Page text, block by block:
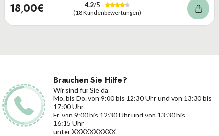
18,00€ 4.2/5
(18 Kundenbewertungen)
Brauchen Sie Hilfe?
Wir sind für Sie da:
Mo. bis Do. von 9:00 bis 12:30 Uhr und von 13:30 bis
17:00 Uhr
Fr. von 9:00 bis 12:30 Uhr und von 13:30 bis
16:15 Uhr
unter XXXXXXXXXX